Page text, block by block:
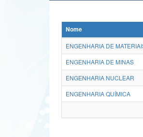
Nome
ENGENHARIA DE
ENGENHARIA DE MINAS
ENGENHARIA NUCLEAR
ENGENHARIA QUÍMICA